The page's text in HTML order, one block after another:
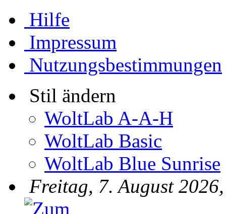
Hilfe
Impressum
Nutzungsbestimmungen
Stil ändern
WoltLab A-A-H
WoltLab Basic
WoltLab Blue Sunrise
Freitag, 7. August